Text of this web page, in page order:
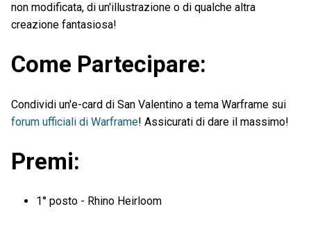
non modificata, di un'illustrazione o di qualche altra
creazione fantasiosa!
Come Partecipare:
Condividi un'e-card di San Valentino a tema Warframe sui
forum ufficiali di Warframe! Assicurati di dare il massimo!
Premi:
1° posto - Rhino Heirloom